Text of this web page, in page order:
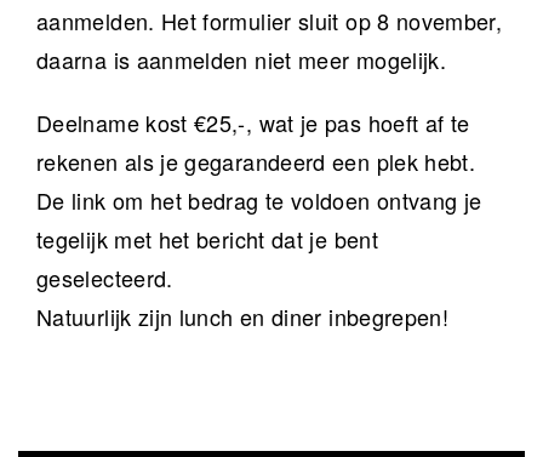
aanmelden. Het formulier sluit op 8 november,
daarna is aanmelden niet meer mogelijk.
Deelname kost €25,-, wat je pas hoeft af te
rekenen als je gegarandeerd een plek hebt.
De link om het bedrag te voldoen ontvang je
tegelijk met het bericht dat je bent
geselecteerd.
Natuurlijk zijn lunch en diner inbegrepen!